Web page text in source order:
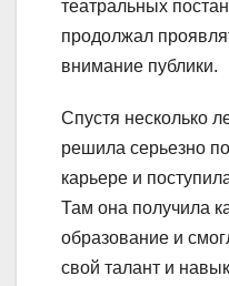
театральных
продолжал
внимание публики.
Спустя несколько
решила серьезно
карьере и
Там она получила
образование и
свой талант и